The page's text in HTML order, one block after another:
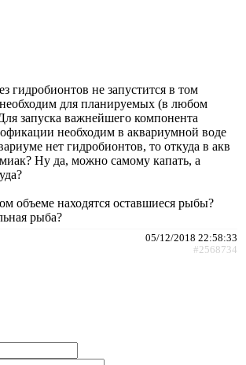
гидробионтов не запустится в том
для планируемых (в любом
запуска важнейшего компонента
необходим в аквариумной воде
нет гидробионтов, то откуда в акв
Ну да, можно самому капать, а
объеме находятся оставшиеся рыбы?
рыба?
05/12/2018 22:58:33
#2568734